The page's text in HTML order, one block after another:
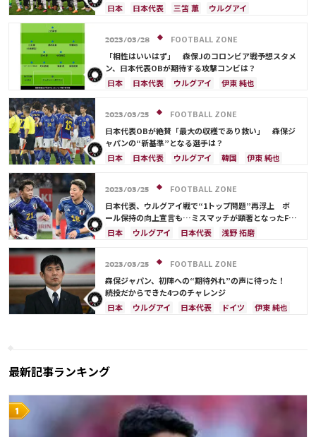
町野 修斗
日本
日本代表 三笘 薫
ウルグアイ
久保 建英
堂安 律 遠藤 航
町野 修斗
シュミット・ダニエル
守田 英正
酒井 宏樹
板倉 滉
前田 大然 伊藤 洋輝
2023/03/28
FOOTBALL ZONE
「相性はいいはず」 森保Jのコロンビア戦予想スタメ
ン、日本代表OBが期待する攻撃コンビは？
日本
日本代表 ウルグアイ
伊東 純也
シュミット・ダニエル
守田 英正
久保 建英
2023/03/25
FOOTBALL ZONE
日本代表OBが絶賛「最大の収穫であり救い」 森保ジ
ャパンの“新基準”となる選手は？
日本
日本代表 ウルグアイ 韓国 伊東 純也
2023/03/25
FOOTBALL ZONE
日本代表、ウルグアイ戦で“1トップ問題”再浮上 ボ
ール保持の向上宣言も…ミスマッチが顕著となったFW
人選
日本 ウルグアイ 日本代表
浅野 拓磨
スペイン
上田 綺世
ブラジル
シュミット・ダニエル
2023/03/25
FOOTBALL ZONE
森保ジャパン、初陣への“期待外れ”の声に待った！
続投だからできた4つのチャレンジ
日本
ウルグアイ 日本代表 ドイツ
伊東 純也
最新記事ランキング